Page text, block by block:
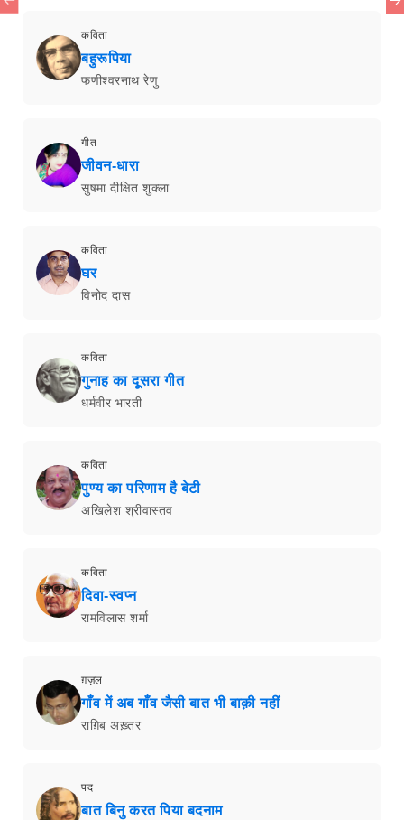
कविता
बहुरूपिया
फणीश्वरनाथ रेणु
गीत
जीवन-धारा
सुषमा दीक्षित शुक्ला
कविता
घर
विनोद दास
कविता
गुनाह का दूसरा गीत
धर्मवीर भारती
कविता
पुण्य का परिणाम है बेटी
अखिलेश श्रीवास्तव
कविता
दिवा-स्वप्न
रामविलास शर्मा
ग़ज़ल
गाँव में अब गाँव जैसी बात भी बाक़ी नहीं
राग़िब अख़्तर
पद
बात बिनु करत पिया बदनाम